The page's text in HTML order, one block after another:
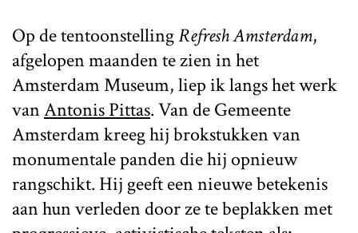
Op de tentoonstellingRefresh Amsterdam,
afgelopen maanden te zien in het
Amsterdam Museum, liep ik langs het werk
vanAntonis Pittas. Van de Gemeente
Amsterdam kreeg hij brokstukken van
monumentale panden die hij opnieuw
rangschikt. Hij geeft een nieuwe betekenis
aan hun verleden door ze te beplakken met